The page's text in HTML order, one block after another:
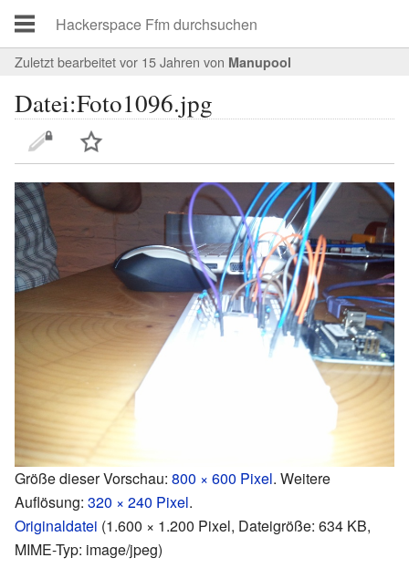
Zuletzt bearbeitet vor 15 Jahren von Manupool
Datei:Foto1096.jpg
Größe dieser Vorschau: 800 × 600 Pixel. Weitere
Auflösung: 320 × 240 Pixel.
Originaldatei (1.600 × 1.200 Pixel, Dateigröße: 634 KB,
MIME-Typ: image/jpeg)